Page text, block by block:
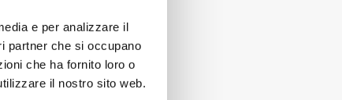
e per analizzare il
partner che si occupano
che ha fornito loro o
il nostro sito web.
energia, si riducono gli